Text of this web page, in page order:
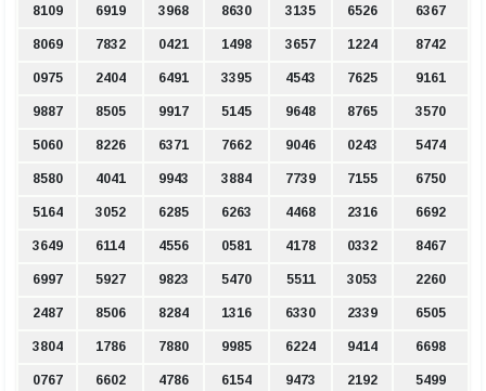
8109 6919 3968 8630 3135 6526 6367
8069 7832 0421 1498 3657 1224 8742
0975 2404 6491 3395 4543 7625 9161
9887 8505 9917 5145 9648 8765 3570
5060 8226 6371 7662 9046 0243 5474
8580 4041 9943 3884 7739 7155 6750
5164 3052 6285 6263 4468 2316 6692
3649 6114 4556 0581 4178 0332 8467
6997 5927 9823 5470 5511 3053 2260
2487 8506 8284 1316 6330 2339 6505
3804 1786 7880 9985 6224 9414 6698
0767 6602 4786 6154 9473 2192 5499